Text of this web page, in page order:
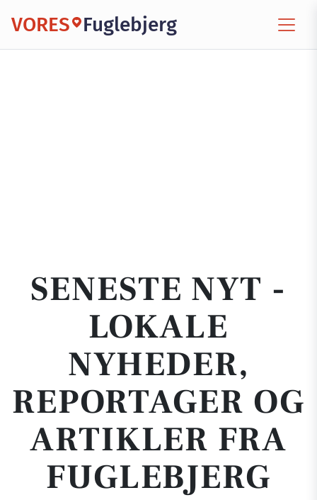
VORES Fuglebjerg
SENESTE NYT -
LOKALE
NYHEDER,
REPORTAGER OG
ARTIKLER FRA
FUGLEBJERG